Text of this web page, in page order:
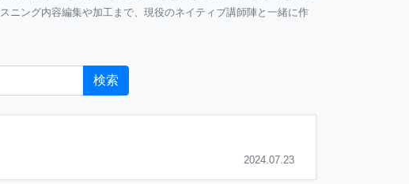
ニング内容編集や加工まで、現役のネイティブ講師陣と一緒に作
検索
2024.07.23